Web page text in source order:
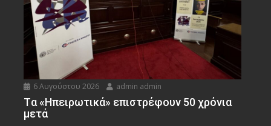
6 Αυγούστου 2026 admin admin
Tα «Ηπειρωτικά» επιστρέφουν 50 χρόνια
μετά